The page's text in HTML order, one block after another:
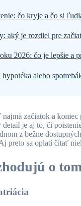
čo kryje a čo si
aký je rozdiel pre
2026: čo je lepšie a
alebo
začiatok a
je aj to, či
z bežne
preto sa oplatí čítať
o